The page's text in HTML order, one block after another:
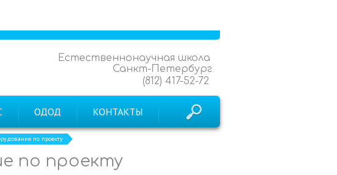
Естественнонаучная школа
Санкт-Петербург
(812) 417-52-72
ОДОД КОНТАКТЫ
по проекту
по проекту